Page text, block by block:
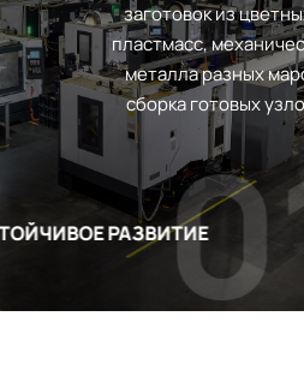
заготовок из
пластмасс,
металла разных
сборка готовых
РАЗВИТИЕ